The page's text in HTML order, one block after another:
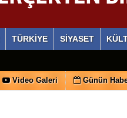
TÜRKİYE SİYASET
Video Galeri Günün